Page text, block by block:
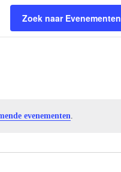
evenementen.
Zoek naar Evenementen